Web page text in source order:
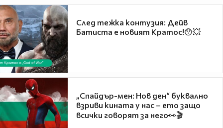
След тежка контузия: Дейв
Батиста е новият Кратос!😯💥
„Спайдър-мен: Нов ден“ буквално
взриви кината у нас – ето защо
всички говорят за него👀🎬